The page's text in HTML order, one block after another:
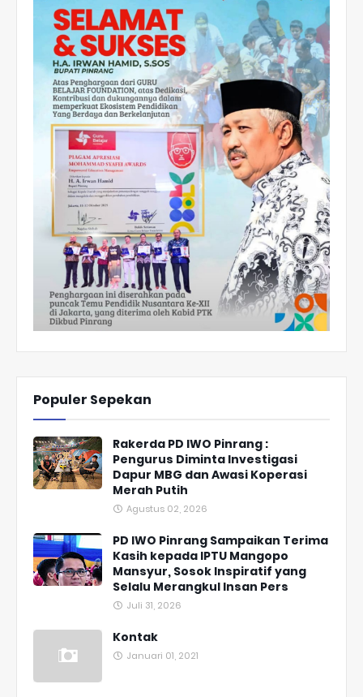
Populer Sepekan
Rakerda PD IWO Pinrang :
Pengurus Diminta Investigasi
Dapur MBG dan Awasi Koperasi
Merah Putih
Agustus 02, 2026
PD IWO Pinrang Sampaikan Terima
Kasih kepada IPTU Mangopo
Mansyur, Sosok Inspiratif yang
Selalu Merangkul Insan Pers
Juli 31, 2026
Kontak
Januari 01, 2021